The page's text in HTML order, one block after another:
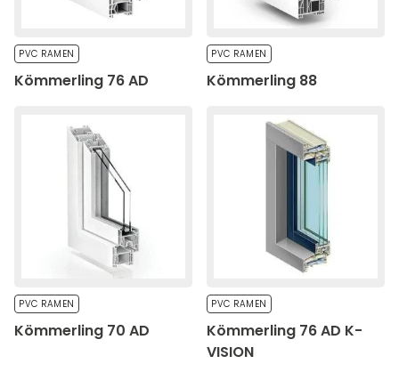
PVC RAMEN
Kömmerling 76 AD
PVC RAMEN
Kömmerling 88
PVC RAMEN
Kömmerling 70 AD
PVC RAMEN
Kömmerling 76 AD K-
VISION